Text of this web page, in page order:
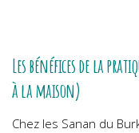
Les bénéfices de la
à la maison)
Chez les Sanan du